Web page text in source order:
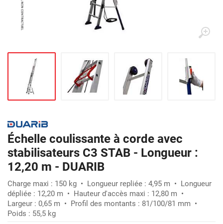
Échelle coulissante à corde avec
stabilisateurs C3 STAB - Longueur :
12,20 m - DUARIB
Charge maxi : 150 kg • Longueur repliée : 4,95 m • Longueur
dépliée : 12,20 m • Hauteur d'accès maxi : 12,80 m •
Largeur : 0,65 m • Profil des montants : 81/100/81 mm •
Poids : 55,5 kg